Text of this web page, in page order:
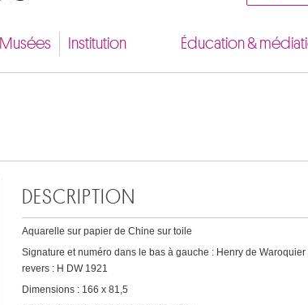
Musées Institution Éducation &
DESCRIPTION
Aquarelle sur papier de Chine sur toile
Signature et numéro dans le bas à gauche : Henry de
revers : H DW 1921
Dimensions : 166 x 81,5